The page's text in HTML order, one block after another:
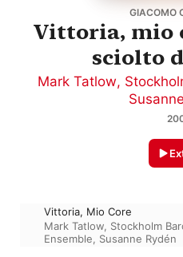
GIACOMO
Vittoria, mio
sciolto
Mark Tatlow,
Vittoria, Mio Core
Mark Tatlow, Stockholm
Ensemble, Susanne Rydén